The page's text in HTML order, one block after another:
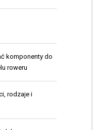
komponenty do
roweru
rodzaje i